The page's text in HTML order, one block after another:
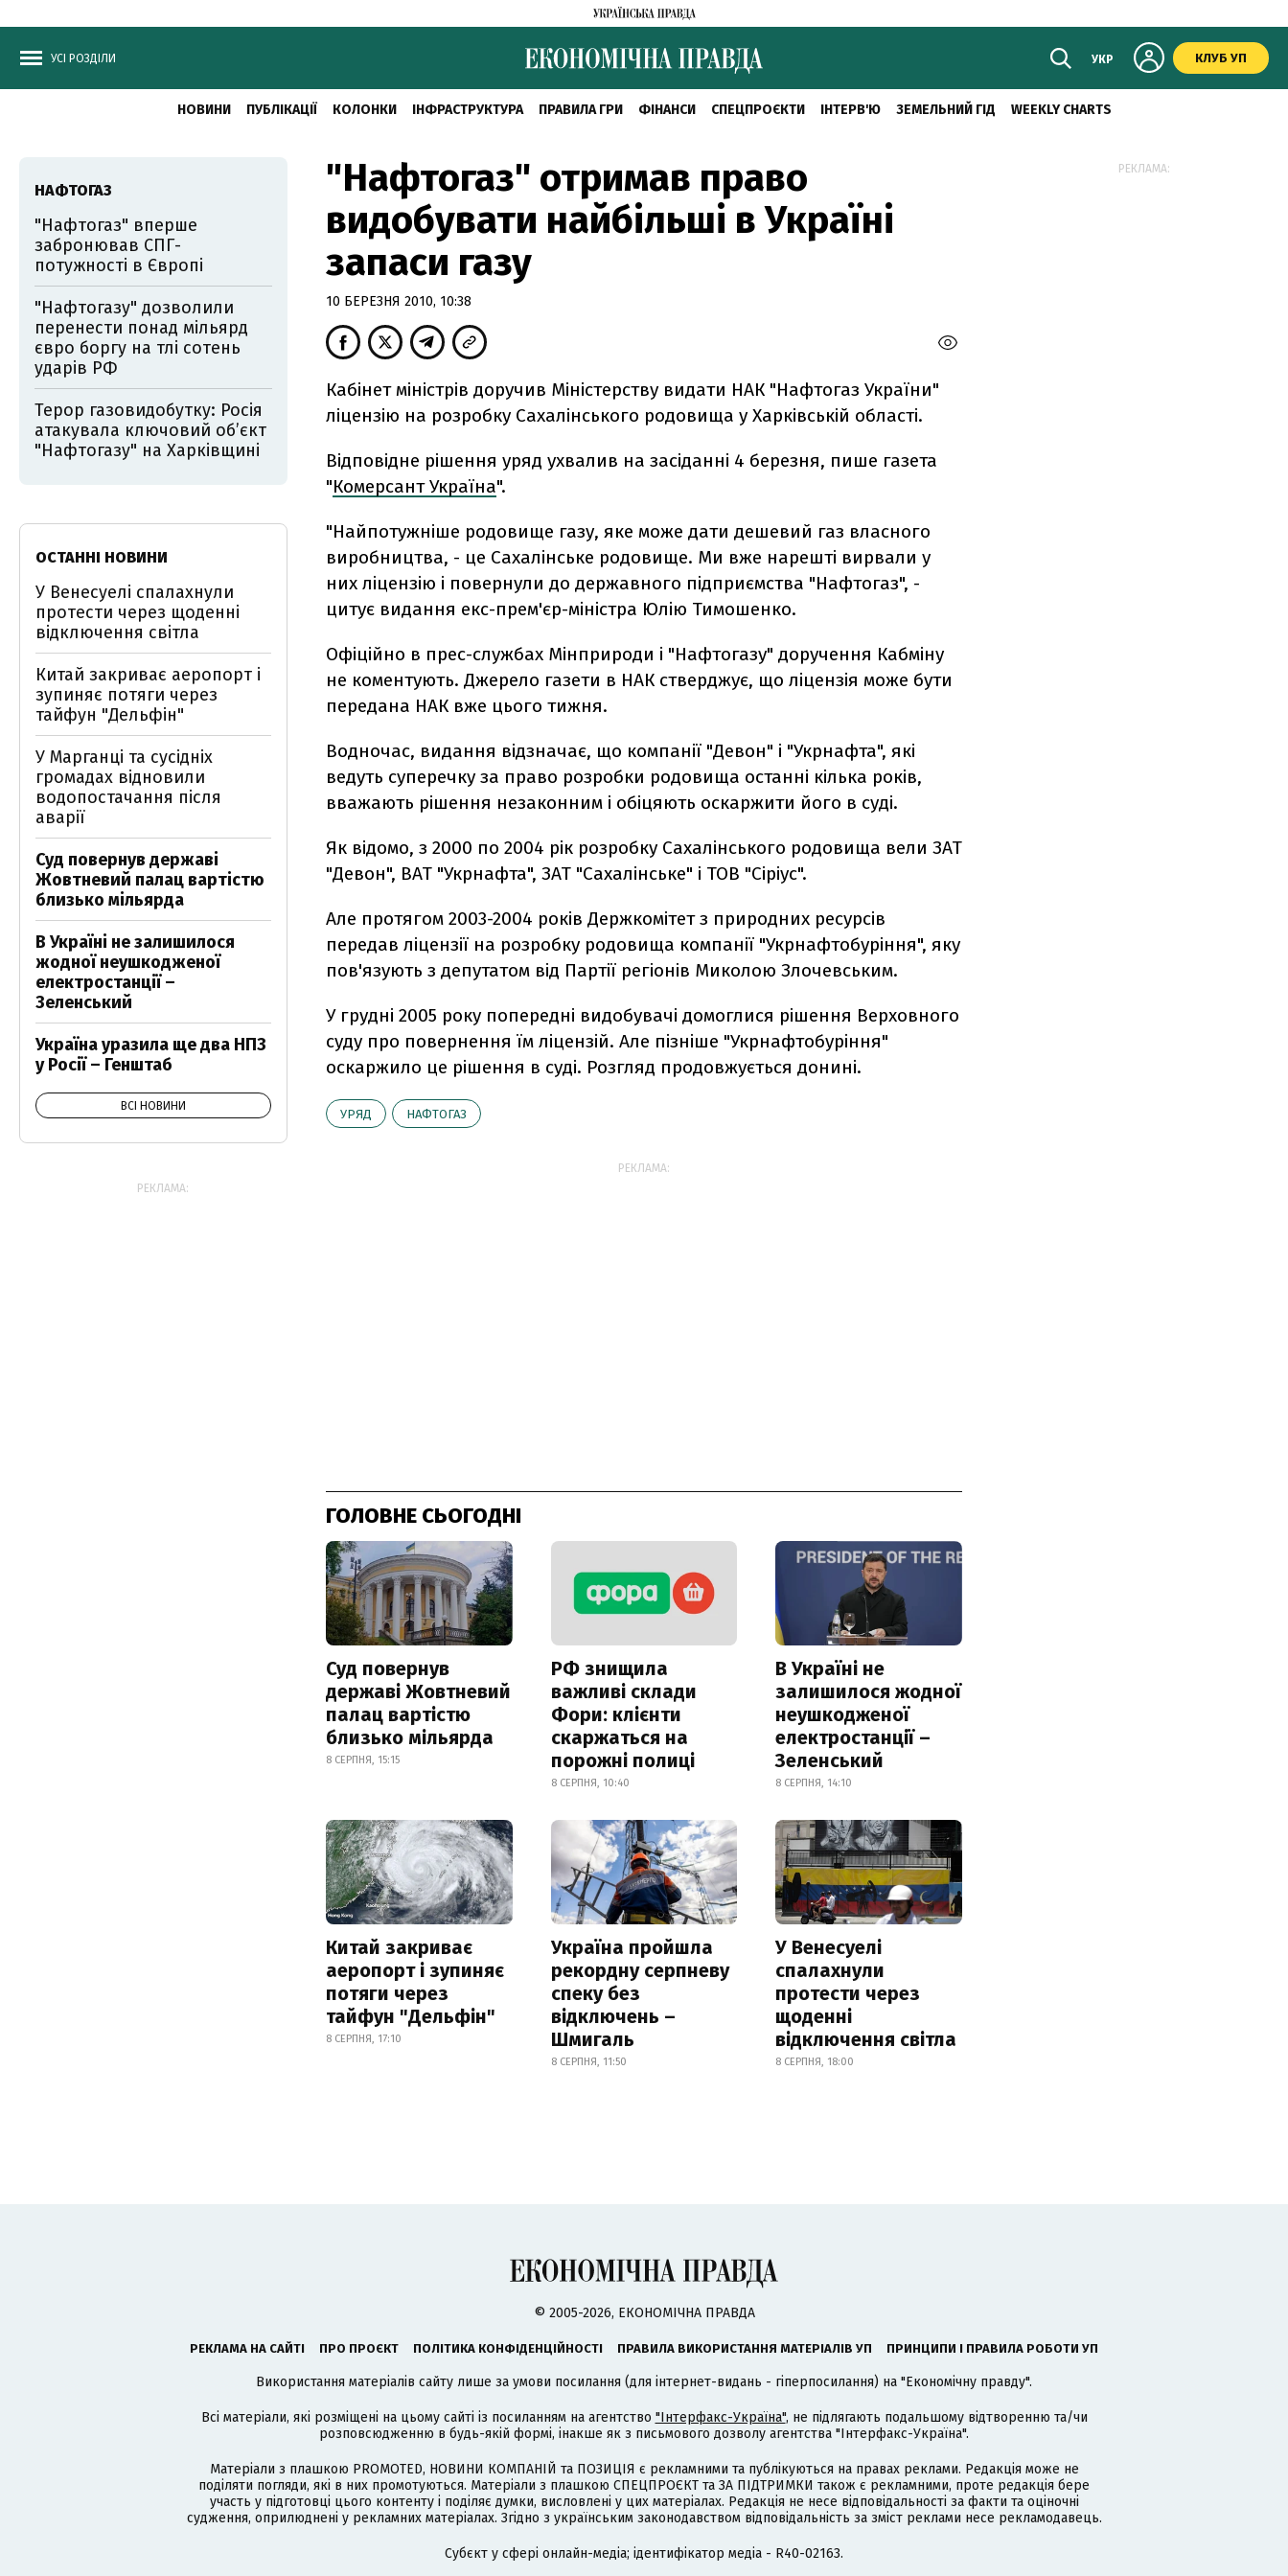
УСІ РОЗДІЛИ УКР КЛУБ УП
НОВИНИ ПУБЛІКАЦІЇ КОЛОНКИ ІНФРАСТРУКТУРА ПРАВИЛА ГРИ ФІНАНСИ СПЕЦПРОЄКТИ ІНТЕРВ'Ю ЗЕМЕЛЬНИЙ ГІД WEEKLY CHARTS
"Нафтогаз" отримав право
видобувати найбільші в Україні
запаси газу
10 БЕРЕЗНЯ 2010, 10:38
Кабінет міністрів доручив Міністерству видати НАК "Нафтогаз України"
ліцензію на розробку Сахалінського родовища у Харківській області.
Відповідне рішення уряд ухвалив на засіданні 4 березня, пише газета
"Комерсант Україна".
"Найпотужніше родовище газу, яке може дати дешевий газ власного
виробництва, - це Сахалінське родовище. Ми вже нарешті вирвали у
них ліцензію і повернули до державного підприємства "Нафтогаз", -
цитує видання екс-прем'єр-міністра Юлію Тимошенко.
Офіційно в прес-службах Мінприроди і "Нафтогазу" доручення Кабміну
не коментують. Джерело газети в НАК стверджує, що ліцензія може бути
передана НАК вже цього тижня.
Водночас, видання відзначає, що компанії "Девон" і "Укрнафта", які
ведуть суперечку за право розробки родовища останні кілька років,
вважають рішення незаконним і обіцяють оскаржити його в суді.
Як відомо, з 2000 по 2004 рік розробку Сахалінського родовища вели ЗАТ
"Девон", ВАТ "Укрнафта", ЗАТ "Сахалінське" і ТОВ "Сіріус".
Але протягом 2003-2004 років Держкомітет з природних ресурсів
передав ліцензії на розробку родовища компанії "Укрнафтобуріння", яку
пов'язують з депутатом від Партії регіонів Миколою Злочевським.
У грудні 2005 року попередні видобувачі домоглися рішення Верховного
суду про повернення їм ліцензій. Але пізніше "Укрнафтобуріння"
оскаржило це рішення в суді. Розгляд продовжується донині.
УРЯД НАФТОГАЗ
РЕКЛАМА:
ГОЛОВНЕ СЬОГОДНІ
Суд повернув
державі Жовтневий
палац вартістю
близько мільярда
8 СЕРПНЯ, 15:15
РФ знищила
важливі склади
Фори: клієнти
скаржаться на
порожні полиці
8 СЕРПНЯ, 10:40
В Україні не
залишилося жодної
неушкодженої
електростанції –
Зеленський
8 СЕРПНЯ, 14:10
Китай закриває
аеропорт і зупиняє
потяги через
тайфун "Дельфін"
8 СЕРПНЯ, 17:10
Україна пройшла
рекордну серпневу
спеку без
відключень –
Шмигаль
8 СЕРПНЯ, 11:50
У Венесуелі
спалахнули
протести через
щоденні
відключення світла
8 СЕРПНЯ, 18:00
НАФТОГАЗ
"Нафтогаз" вперше
забронював СПГ-
потужності в Європі
"Нафтогазу" дозволили
перенести понад мільярд
євро боргу на тлі сотень
ударів РФ
Терор газовидобутку: Росія
атакувала ключовий об’єкт
"Нафтогазу" на Харківщині
ОСТАННІ НОВИНИ
У Венесуелі спалахнули
протести через щоденні
відключення світла
Китай закриває аеропорт і
зупиняє потяги через
тайфун "Дельфін"
У Марганці та сусідніх
громадах відновили
водопостачання після
аварії
Суд повернув державі
Жовтневий палац вартістю
близько мільярда
В Україні не залишилося
жодної неушкодженої
електростанції –
Зеленський
Україна уразила ще два НПЗ
у Росії – Генштаб
ВСІ НОВИНИ
РЕКЛАМА:
РЕКЛАМА:
© 2005-2026, ЕКОНОМІЧНА ПРАВДА
РЕКЛАМА НА САЙТІ ПРО ПРОЄКТ ПОЛІТИКА КОНФІДЕНЦІЙНОСТІ ПРАВИЛА ВИКОРИСТАННЯ МАТЕРІАЛІВ УП ПРИНЦИПИ І ПРАВИЛА РОБОТИ УП
Використання матеріалів сайту лише за умови посилання (для інтернет-видань - гіперпосилання) на "Економічну правду".
Всі матеріали, які розміщені на цьому сайті із посиланням на агентство "Інтерфакс-Україна", не підлягають подальшому відтворенню та/чи
розповсюдженню в будь-якій формі, інакше як з письмового дозволу агентства "Інтерфакс-Україна".
Матеріали з плашкою PROMOTED, НОВИНИ КОМПАНІЙ та ПОЗИЦІЯ є рекламними та публікуються на правах реклами. Редакція може не
поділяти погляди, які в них промотуються. Матеріали з плашкою СПЕЦПРОЄКТ та ЗА ПІДТРИМКИ також є рекламними, проте редакція бере
участь у підготовці цього контенту і поділяє думки, висловлені у цих матеріалах. Редакція не несе відповідальності за факти та оціночні
судження, оприлюднені у рекламних матеріалах. Згідно з українським законодавством відповідальність за зміст реклами несе рекламодавець.
Cубєкт у сфері онлайн-медіа; ідентифікатор медіа - R40-02163.